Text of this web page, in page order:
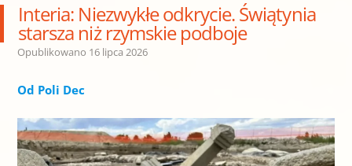
Interia: Niezwykłe odkrycie. Świątynia
starsza niż rzymskie podboje
Opublikowano 16 lipca 2026
Od Poli Dec